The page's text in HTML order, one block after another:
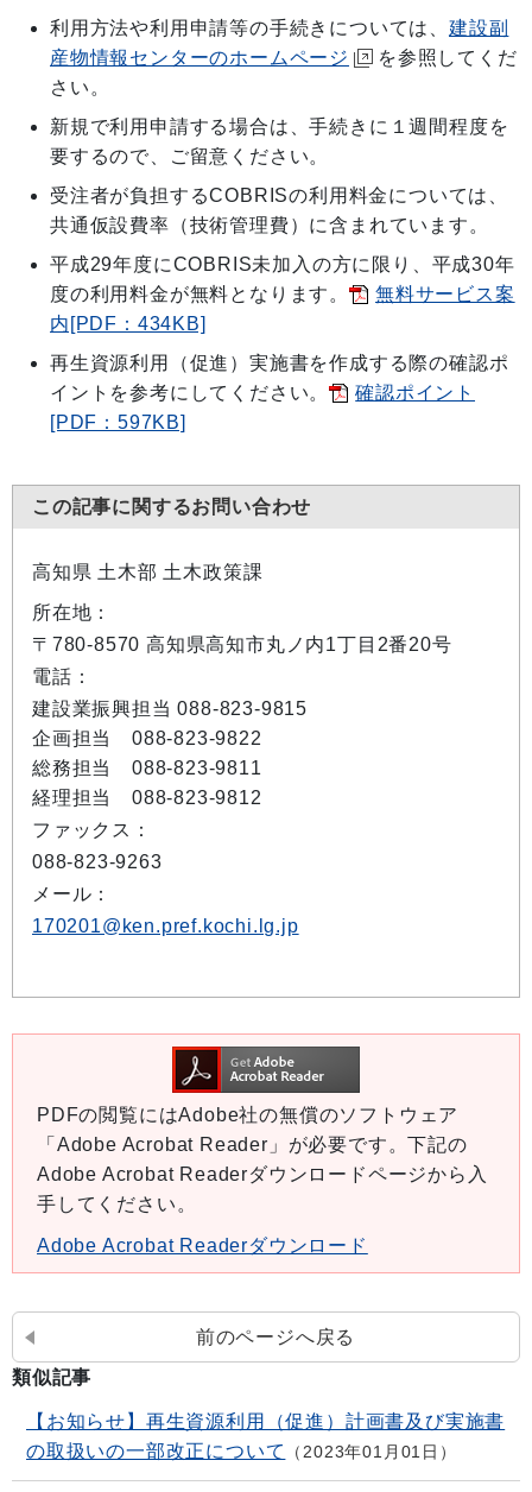
利用方法や利用申請等の手続きについては、 建設副
産物情報センターのホームページ
を参照してくだ
さい。
新規で利用申請する場合は、手続きに１週間程度を
要するので、ご留意ください。
受注者が負担するCOBRISの利用料金については、
共通仮設費率（技術管理費）に含まれています。
平成29年度にCOBRIS未加入の方に限り、平成30年
度の利用料金が無料となります。
無料サービス案
内[PDF：434KB]
再生資源利用（促進）実施書を作成する際の確認ポ
イントを参考にしてください。
確認ポイント
[PDF：597KB]
この記事に関するお問い合わせ
高知県 土木部 土木政策課
所在地：
〒780-8570 高知県高知市丸ノ内1丁目2番20号
電話：
建設業振興担当 088-823-9815
企画担当 088-823-9822
総務担当 088-823-9811
経理担当 088-823-9812
ファックス：
088-823-9263
メール：
170201@ken.pref.kochi.lg.jp
PDFの閲覧にはAdobe社の無償のソフトウェア
「Adobe Acrobat Reader」が必要です。下記の
Adobe Acrobat Readerダウンロードページから入
手してください。
Adobe Acrobat Readerダウンロード
前のページへ戻る
類似記事
【お知らせ】再生資源利用（促進）計画書及び実施書
の取扱いの一部改正について
2023年01月01日